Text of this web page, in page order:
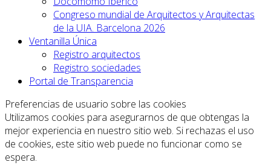
Congreso mundial de Arquitectos y Arquitectas
de la UIA. Barcelona 2026
Ventanilla Única
Registro arquitectos
Registro sociedades
Portal de Transparencia
Preferencias de usuario sobre las cookies
Utilizamos cookies para asegurarnos de que obtengas la
mejor experiencia en nuestro sitio web. Si rechazas el uso
de cookies, este sitio web puede no funcionar como se
espera.